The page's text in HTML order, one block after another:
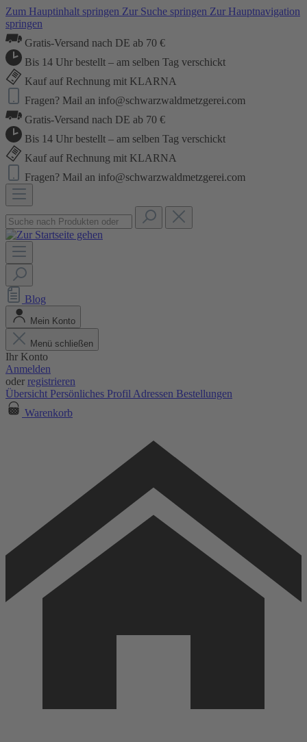
Zum Hauptinhalt springen Zur Suche springen Zur Hauptnavigation
springen
Gratis-Versand nach DE ab 70 €
Bis 14 Uhr bestellt – am selben Tag verschickt
Kauf auf Rechnung mit KLARNA
Fragen? Mail an info@schwarzwaldmetzgerei.com
Gratis-Versand nach DE ab 70 €
Bis 14 Uhr bestellt – am selben Tag verschickt
Kauf auf Rechnung mit KLARNA
Fragen? Mail an info@schwarzwaldmetzgerei.com
Blog
Mein Konto
Menü schließen
Ihr Konto
Anmelden
oder registrieren
Übersicht Persönliches Profil Adressen Bestellungen
Warenkorb